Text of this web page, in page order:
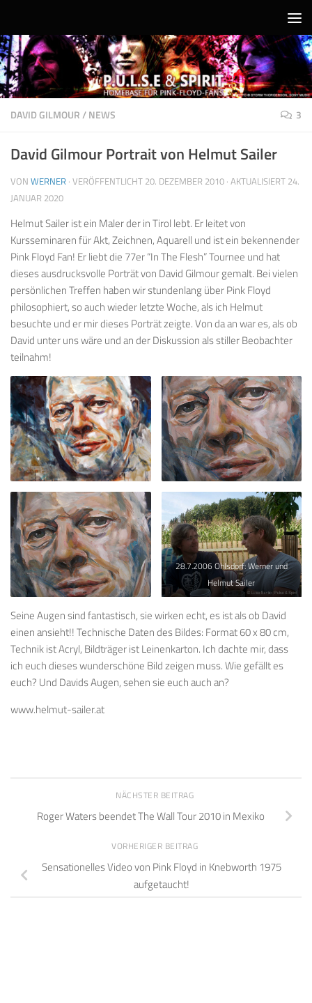
DAVID GILMOUR/NEWS 3
David Gilmour Portrait von Helmut Sailer
VON WERNER · VERÖFFENTLICHT 20. DEZEMBER 2010 · AKTUALISIERT 24.
JANUAR 2020
Helmut Sailer ist ein Maler der in Tirol lebt. Er leitet von
Kursseminaren für Akt, Zeichnen, Aquarell und ist ein bekennender
Pink Floyd Fan! Er liebt die 77er “In The Flesh” Tournee und hat
dieses ausdrucksvolle Porträt von David Gilmour gemalt. Bei vielen
persönlichen Treffen haben wir stundenlang über Pink Floyd
philosophiert, so auch wieder letzte Woche, als ich Helmut
besuchte und er mir dieses Porträt zeigte. Von da an war es, als ob
David unter uns wäre und an der Diskussion als stiller Beobachter
teilnahm!
28.7.2006 Ohlsdorf: Werner und
Helmut Sailer
Seine Augen sind fantastisch, sie wirken echt, es ist als ob David
einen ansieht!! Technische Daten des Bildes: Format 60 x 80 cm,
Technik ist Acryl, Bildträger ist Leinenkarton. Ich dachte mir, dass
ich euch dieses wunderschöne Bild zeigen muss. Wie gefällt es
euch? Und Davids Augen, sehen sie euch auch an?
www.helmut-sailer.at
NÄCHSTER BEITRAG
Roger Waters beendet The Wall Tour 2010 in Mexiko
VORHERIGER BEITRAG
Sensationelles Video von Pink Floyd in Knebworth 1975
aufgetaucht!